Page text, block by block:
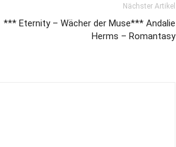
Nächster Artikel
*** Eternity – Wächer der Muse*** Andalie
Herms – Romantasy